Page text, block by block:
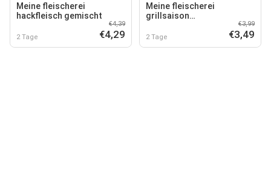
Meine fleischerei
hackfleisch gemischt
2 Tage
€4,39
€4,29
Meine fleischerei
grillsaison
2 Tage
€3,99
€3,49